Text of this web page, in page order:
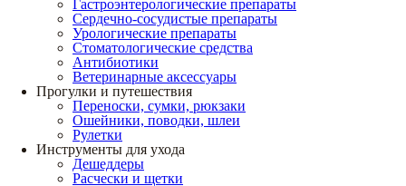
Гастроэнтерологические препараты
Сердечно-сосудистые препараты
Урологические препараты
Стоматологические средства
Антибиотики
Ветеринарные аксессуары
Прогулки и путешествия
Переноски, сумки, рюкзаки
Ошейники, поводки, шлеи
Рулетки
Инструменты для ухода
Дешеддеры
Расчески и щетки